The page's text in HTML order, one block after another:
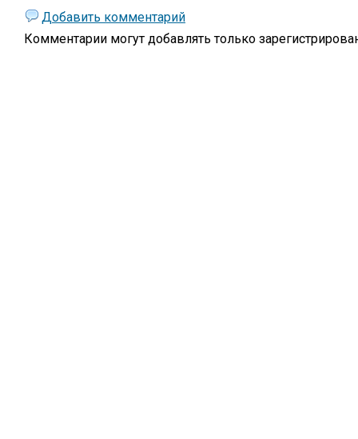
Добавить комментарий
Комментарии могут добавлять только